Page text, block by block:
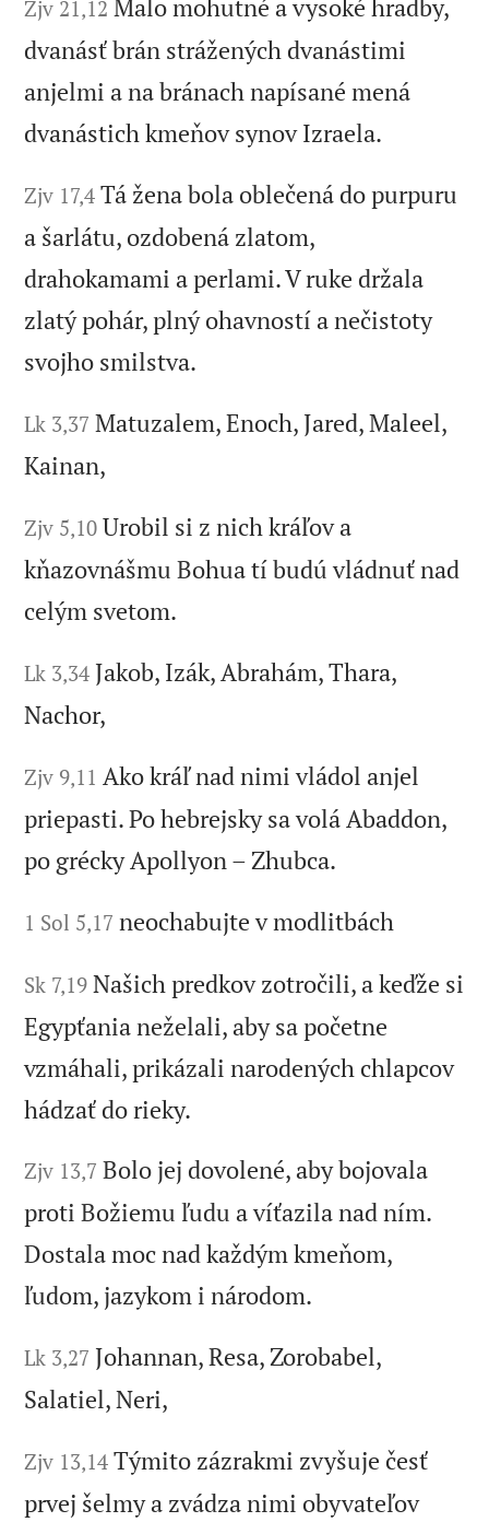
Zjv 21,12 Malo mohutné a vysoké hradby,
dvanásť brán strážených dvanástimi
anjelmi a na bránach napísané mená
dvanástich kmeňov synov Izraela.
Zjv 17,4 Tá žena bola oblečená do purpuru
a šarlátu, ozdobená zlatom,
drahokamami a perlami. V ruke držala
zlatý pohár, plný ohavností a nečistoty
svojho smilstva.
Lk 3,37 Matuzalem, Enoch, Jared, Maleel,
Kainan,
Zjv 5,10 Urobil si z nich kráľov a
kňazovnášmu Bohua tí budú vládnuť nad
celým svetom.
Lk 3,34 Jakob, Izák, Abrahám, Thara,
Nachor,
Zjv 9,11 Ako kráľ nad nimi vládol anjel
priepasti. Po hebrejsky sa volá Abaddon,
po grécky Apollyon – Zhubca.
1 Sol 5,17 neochabujte v modlitbách
Sk 7,19 Našich predkov zotročili, a keďže si
Egypťania neželali, aby sa početne
vzmáhali, prikázali narodených chlapcov
hádzať do rieky.
Zjv 13,7 Bolo jej dovolené, aby bojovala
proti Božiemu ľudu a víťazila nad ním.
Dostala moc nad každým kmeňom,
ľudom, jazykom i národom.
Lk 3,27 Johannan, Resa, Zorobabel,
Salatiel, Neri,
Zjv 13,14 Týmito zázrakmi zvyšuje česť
prvej šelmy a zvádza nimi obyvateľov